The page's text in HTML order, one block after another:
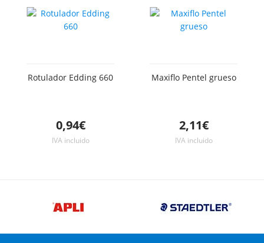
Rotulador Edding 660
0,94€
IVA incluido
Maxiflo Pentel grueso
2,11€
IVA incluido